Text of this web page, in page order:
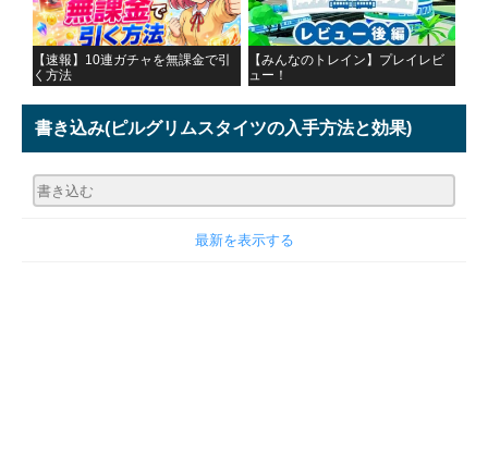
【速報】10連ガチャを無課金で引
く方法
【みんなのトレイン】プレイレビ
ュー！
書き込み(ピルグリムスタイツの入手方法と効果)
最新を表示する